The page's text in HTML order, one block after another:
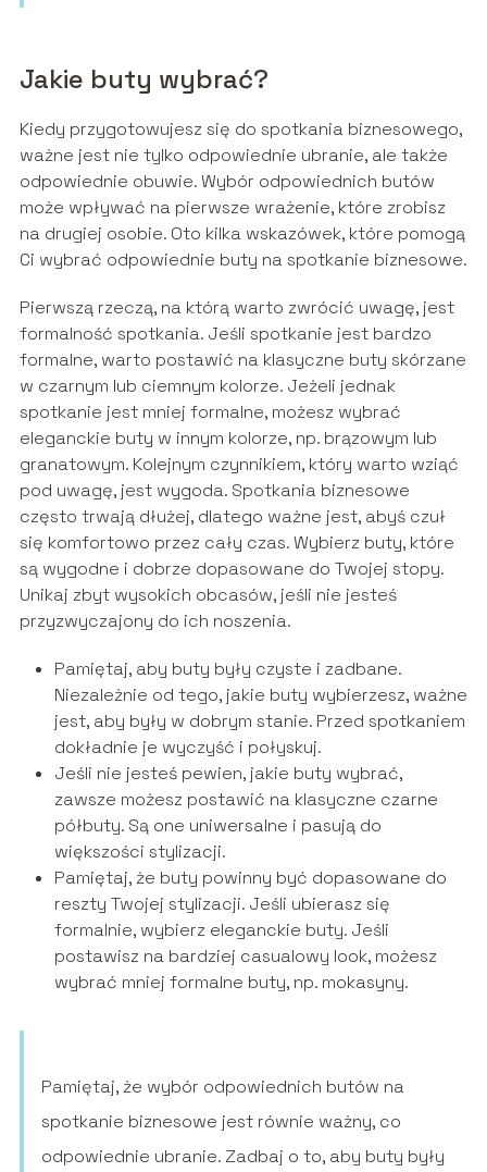
Jakie buty wybrać?
Kiedy przygotowujesz się do spotkania biznesowego,
ważne jest nie tylko odpowiednie ubranie, ale także
odpowiednie obuwie. Wybór odpowiednich butów
może wpływać na pierwsze wrażenie, które zrobisz
na drugiej osobie. Oto kilka wskazówek, które pomogą
Ci wybrać odpowiednie buty na spotkanie biznesowe.
Pierwszą rzeczą, na którą warto zwrócić uwagę, jest
formalność spotkania. Jeśli spotkanie jest bardzo
formalne, warto postawić na klasyczne buty skórzane
w czarnym lub ciemnym kolorze. Jeżeli jednak
spotkanie jest mniej formalne, możesz wybrać
eleganckie buty w innym kolorze, np. brązowym lub
granatowym. Kolejnym czynnikiem, który warto wziąć
pod uwagę, jest wygoda. Spotkania biznesowe
często trwają dłużej, dlatego ważne jest, abyś czuł
się komfortowo przez cały czas. Wybierz buty, które
są wygodne i dobrze dopasowane do Twojej stopy.
Unikaj zbyt wysokich obcasów, jeśli nie jesteś
przyzwyczajony do ich noszenia.
Pamiętaj, aby buty były czyste i zadbane.
Niezależnie od tego, jakie buty wybierzesz, ważne
jest, aby były w dobrym stanie. Przed spotkaniem
dokładnie je wyczyść i połyskuj.
Jeśli nie jesteś pewien, jakie buty wybrać,
zawsze możesz postawić na klasyczne czarne
półbuty. Są one uniwersalne i pasują do
większości stylizacji.
Pamiętaj, że buty powinny być dopasowane do
reszty Twojej stylizacji. Jeśli ubierasz się
formalnie, wybierz eleganckie buty. Jeśli
postawisz na bardziej casualowy look, możesz
wybrać mniej formalne buty, np. mokasyny.
Pamiętaj, że wybór odpowiednich butów na
spotkanie biznesowe jest równie ważny, co
odpowiednie ubranie. Zadbaj o to, aby buty były